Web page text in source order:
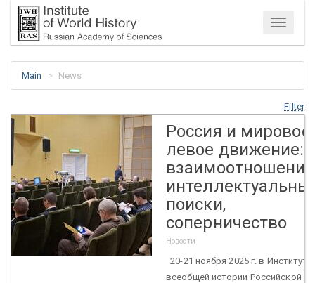
Menu
Main News
Filter
Россия и мировое
левое движение:
поиски,
соперничество
Новости
20-21 ноября 2025 г. в Институте
всеобщей истории Российской